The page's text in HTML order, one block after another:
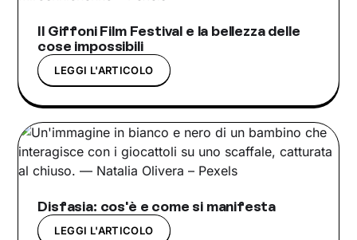
Il Giffoni Film Festival e la bellezza delle
cose impossibili
LEGGI L'ARTICOLO
Disfasia: cos'è e come si manifesta
LEGGI L'ARTICOLO